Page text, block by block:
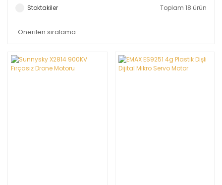
Stoktakiler Toplam 18 ürün